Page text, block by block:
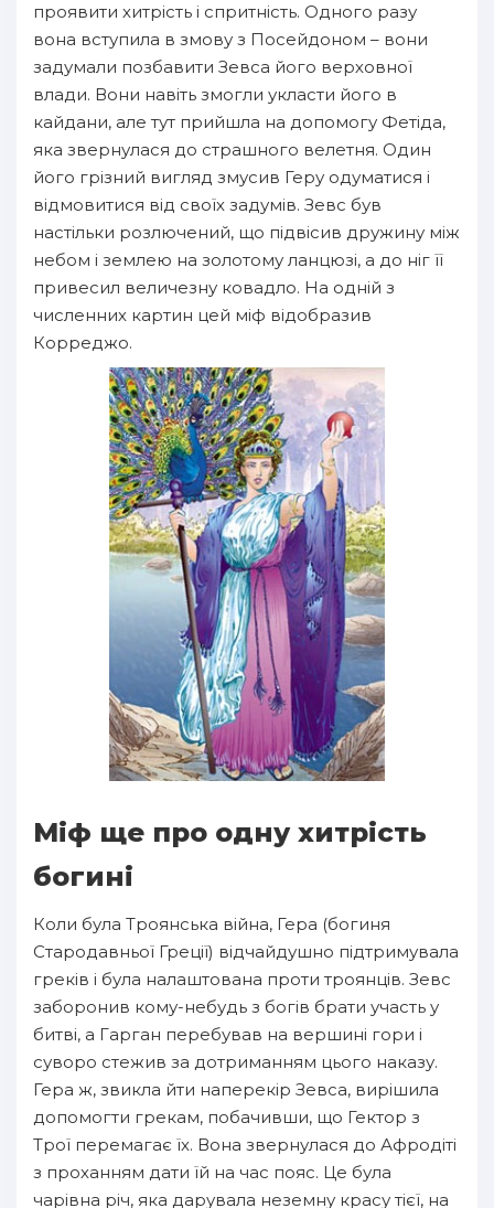
проявити хитрість і спритність. Одного разу
вона вступила в змову з Посейдоном – вони
задумали позбавити Зевса його верховної
влади. Вони навіть змогли укласти його в
кайдани, але тут прийшла на допомогу Фетіда,
яка звернулася до страшного велетня. Один
його грізний вигляд змусив Геру одуматися і
відмовитися від своїх задумів. Зевс був
настільки розлючений, що підвісив дружину між
небом і землею на золотому ланцюзі, а до ніг її
привесил величезну ковадло. На одній з
численних картин цей міф відобразив
Корреджо.
Міф ще про одну хитрість
богині
Коли була Троянська війна, Гера (богиня
Стародавньої Греції) відчайдушно підтримувала
греків і була налаштована проти троянців. Зевс
заборонив кому-небудь з богів брати участь у
битві, а Гарган перебував на вершині гори і
суворо стежив за дотриманням цього наказу.
Гера ж, звикла йти наперекір Зевса, вирішила
допомогти грекам, побачивши, що Гектор з
Трої перемагає їх. Вона звернулася до Афродіті
з проханням дати їй на час пояс. Це була
чарівна річ, яка дарувала неземну красу тієї, на